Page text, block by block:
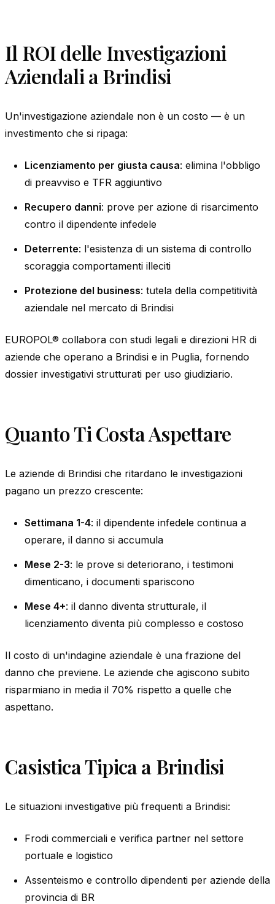
Il ROI delle Investigazioni
Aziendali a Brindisi
Un'investigazione aziendale non è un costo — è un
investimento che si ripaga:
Licenziamento per giusta causa: elimina l'obbligo
di preavviso e TFR aggiuntivo
Recupero danni: prove per azione di risarcimento
contro il dipendente infedele
Deterrente: l'esistenza di un sistema di controllo
scoraggia comportamenti illeciti
Protezione del business: tutela della competitività
aziendale nel mercato di Brindisi
EUROPOL® collabora con studi legali e direzioni HR di
aziende che operano a Brindisi e in Puglia, fornendo
dossier investigativi strutturati per uso giudiziario.
Quanto Ti Costa Aspettare
Le aziende di Brindisi che ritardano le investigazioni
pagano un prezzo crescente:
Settimana 1-4: il dipendente infedele continua a
operare, il danno si accumula
Mese 2-3: le prove si deteriorano, i testimoni
dimenticano, i documenti spariscono
Mese 4+: il danno diventa strutturale, il
licenziamento diventa più complesso e costoso
Il costo di un'indagine aziendale è una frazione del
danno che previene. Le aziende che agiscono subito
risparmiano in media il 70% rispetto a quelle che
aspettano.
Casistica Tipica a Brindisi
Le situazioni investigative più frequenti a Brindisi:
Frodi commerciali e verifica partner nel settore
portuale e logistico
Assenteismo e controllo dipendenti per aziende della
provincia di BR